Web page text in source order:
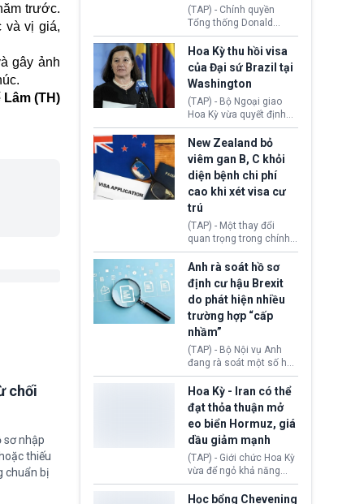
trước.
và vị giá,
gây ảnh
Lâm (TH)
chối
sơ nhập
thiếu
chuẩn bị
(TAP) - Chính quyền
Tổng thống Donald
Trump đã hoàn trả
khoảng 100 tỷ USD thuế
quan từng thu theo Đạo
luật Quyền hạn Kinh tế
Khẩn cấp Quốc tế
(IEEPA). Động thái này
diễn ra sau phán quyết
hồi tháng 2 bởi Tòa án
Tối cao Hoa Kỳ
(SCOTUS) khi tuyên bố,
việc áp thuế diện rộng là
hoàn toàn bất hợp pháp.
Hoa Kỳ thu hồi visa
của Đại sứ Brazil tại
Washington
(TAP) - Bộ Ngoại giao
Hoa Kỳ vừa quyết định
thu hồi thị thực (visa)
của bà Maria Luiza
Ribeiro Viotti - Đại sứ
Brazil tại Washington.
Động thái trên diễn ra
trong bối cảnh tranh
chấp ngoại giao giữa
chính quyền Tổng thống
Donald Trump và chính
phủ cánh tả Tổng thống
da Silva đang leo thang
gay gắt.
New Zealand bỏ
viêm gan B, C khỏi
diện bệnh chi phí
cao khi xét visa cư
trú
(TAP) - Một thay đổi
quan trọng trong chính
sách nhập cư của New
Zealand đang mở ra
thêm cơ hội cho nhiều
người muốn định cư. Từ
nay, người mắc viêm
gan B hoặc viêm gan C
sẽ không còn bị mặc
định không đáp ứng tiêu
chuẩn sức khỏe chỉ vì
chi phí điều trị khi nộp hồ
Anh rà soát hồ sơ
định cư hậu Brexit
do phát hiện nhiều
trường hợp “cấp
nhầm”
(TAP) - Bộ Nội vụ Anh
đang rà soát một số hồ
sơ thuộc Chương trình
Định cư EU (EU
Settlement Scheme -
EUSS) sau khi xác định
có trường hợp được cấp
quy chế cư trú hậu
Brexit “do nhầm lẫn”.
Động thái này làm dấy
lên lo ngại về việc thực
thi Thỏa thuận Rút khỏi
Hoa Kỳ - Iran có thể
đạt thỏa thuận mở
eo biển Hormuz, giá
dầu giảm mạnh
(TAP) - Giới chức Hoa Kỳ
vừa để ngỏ khả năng
sớm đạt thỏa thuận với
Iran nhằm mở lại eo biển
Học bổng Chevening